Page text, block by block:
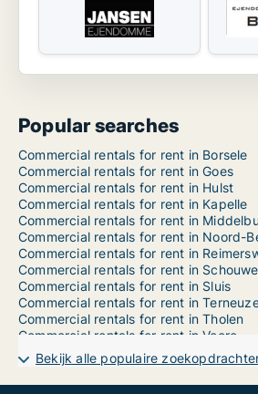
Popular searches
Commercial rentals for rent in Borsele
Commercial rentals for rent in Goes
Commercial rentals for rent in Hulst
Commercial rentals for rent in Kapelle
Commercial rentals for rent in
Commercial rentals for rent in Noord-
Commercial rentals for rent in
Commercial rentals for rent in
Commercial rentals for rent in Sluis
Commercial rentals for rent in
Commercial rentals for rent in Tholen
Commercial rentals for rent in Veere
Commercial rentals for rent in Vlissingen
Commercial property for sale for sale in
Commercial property for sale for sale
Bekijk alle populaire